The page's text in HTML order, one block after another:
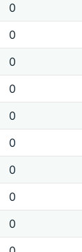
0
0
0
0
0
0
0
0
0